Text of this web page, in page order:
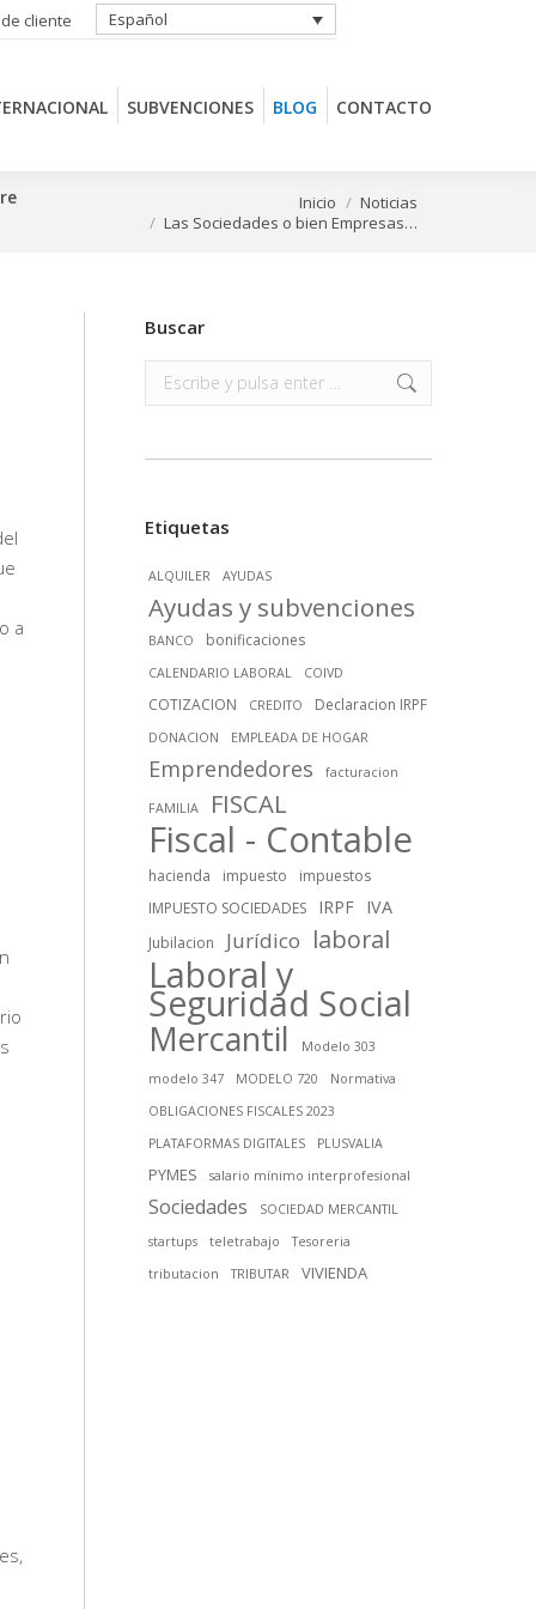
cliente Español
SUBVENCIONES BLOG CONTACTO
Inicio
Noticias
Las Sociedades o bien Empresas…
a
Buscar
Buscar:
Etiquetas
ALQUILER AYUDAS
Ayudas y subvenciones
BANCO bonificaciones
CALENDARIO LABORAL COIVD
COTIZACION CREDITO Declaracion IRPF
DONACION EMPLEADA DE HOGAR
Emprendedores facturacion
FAMILIA FISCAL
Fiscal - Contable
hacienda impuesto
impuestos
IMPUESTO SOCIEDADES
IRPF IVA
Jubilacion Jurídico laboral
Laboral y
Seguridad Social
Mercantil
Modelo 303
modelo 347
MODELO 720
Normativa
OBLIGACIONES FISCALES 2023
PLATAFORMAS DIGITALES
PLUSVALIA
PYMES salario mínimo interprofesional
Sociedades
SOCIEDAD MERCANTIL
startups
teletrabajo
Tesoreria
tributacion
TRIBUTAR VIVIENDA